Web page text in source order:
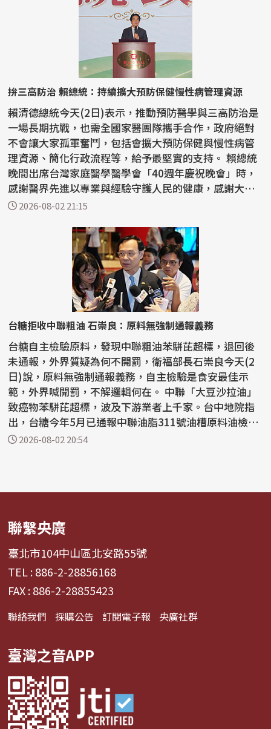
拚三高防治 賴總統：持續擴大預防保健慢性病管理資源
賴清德總統今天(2日)表示，推動預防醫學與三高防治是
一場長期抗戰，也需全國家醫團隊攜手合作，政府絕對
不會讓大家孤軍奮鬥，包括會擴大預防保健與慢性病管
理資源、簡化行政流程等，給予最堅實的支持。 賴總統
晚間出席台灣家庭醫學醫學會「40週年慶祝晚會」時，
感謝醫界先進以專業與經驗守護人民的健康，感謝大家
的努...
2026-08-02 21:15
台糖拒收中聯粗油 石崇良：原料無強制通報義務
台糖自主檢驗原料，發現中聯粗油苯駢芘超標，退回後
未通報，外界質疑為何不開罰，衛福部長石崇良今天(2
日)說，原料無強制通報義務，自主檢驗是食安最佳示
範，外界喊開罰，不解邏輯何在。 中聯「大豆沙拉油」
致癌物苯駢芘超標，波及下游業者上千家。台中地院指
出，台糖今年5月已通報中聯油脂311號油槽原料油檢驗
不合...
2026-08-02 20:54
聯繫央廣
臺北市104中山區北安路55號
TEL : 886-2-28856168
FAX : 886-2-28855423
聯絡我們 採購公告 訂閱電子報 央廣社群
臺灣之音APP